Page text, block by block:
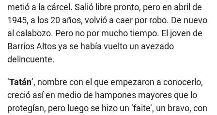
metió a la cárcel. Salió libre pronto, pero en abril de
1945, a los 20 años, volvió a caer por robo. De nuevo
al calabozo. Pero no por mucho tiempo. El joven de
Barrios Altos ya se había vuelto un avezado
delincuente.
‘Tatán’, nombre con el que empezaron a conocerlo,
creció así en medio de hampones mayores que lo
protegían, pero luego se hizo un ‘faite’, un bravo, con